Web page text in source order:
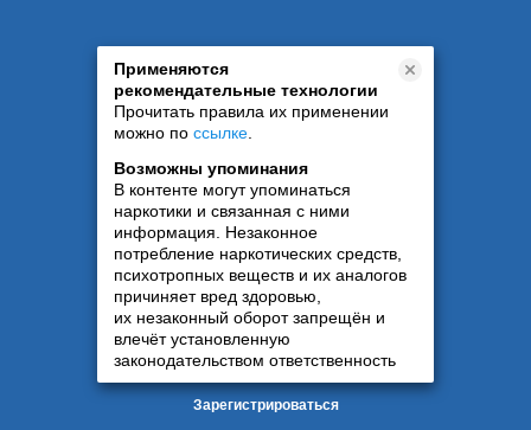
Применяются
рекомендательные технологии
Прочитать правила их применении
можно по ссылке
Возможны упоминания
В контенте могут упоминаться
наркотики и связанная с ними
информация. Незаконное
потребление наркотических средств,
психотропных веществ и их аналогов
причиняет вред здоровью,
их незаконный оборот запрещён и
влечёт установленную
законодательством ответственность
Зарегистрироваться